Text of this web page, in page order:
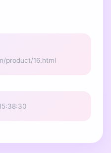
product/16.html